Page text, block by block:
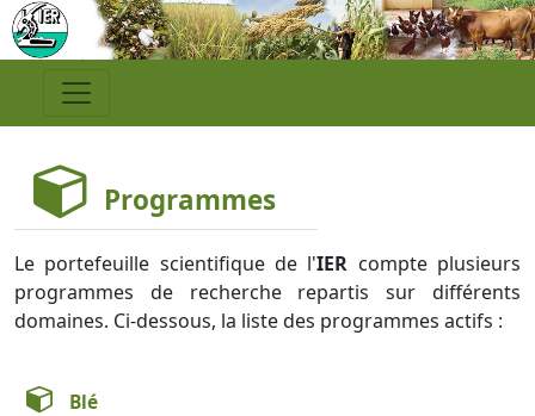
Programmes
Le portefeuille scientifique de l'IER compte plusieurs
programmes de recherche repartis sur différents
domaines. Ci-dessous, la liste des programmes actifs :
Blé